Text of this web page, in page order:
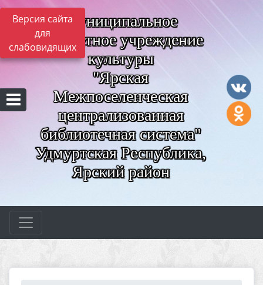
Версия сайта
для
слабовидящих
Муниципальное
бюджетное учреждение
культуры
"Ярская
Межпоселенческая
централизованная
библиотечная система"
Удмуртская Республика,
Ярский район